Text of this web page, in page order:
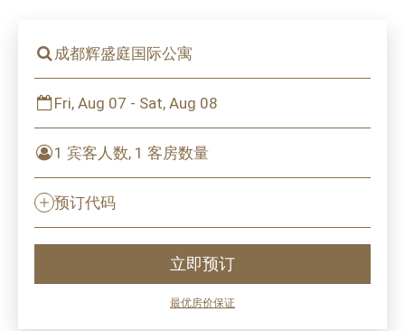
成都辉盛庭国际公寓
Fri, Aug 07 - Sat, Aug 08
1 宾客人数, 1 客房数量
预订代码
立即预订
最优房价保证